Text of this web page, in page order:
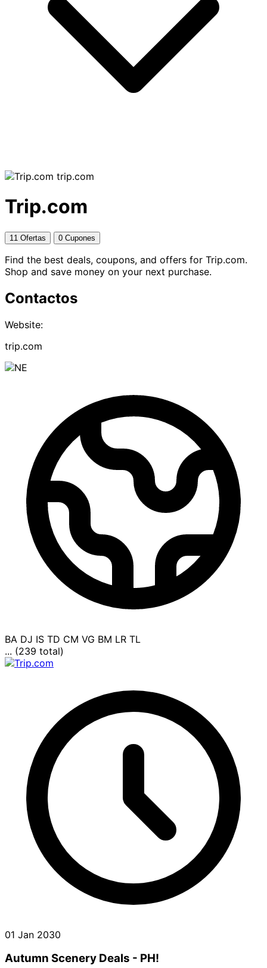
trip.com
Trip.com
11 Ofertas 0 Cupones
Find the best deals, coupons, and offers for Trip.com.
Shop and save money on your next purchase.
Contactos
Website:
trip.com
BA DJ IS TD CM VG BM LR TL
... (239 total)
01 Jan 2030
Autumn Scenery Deals - PH!